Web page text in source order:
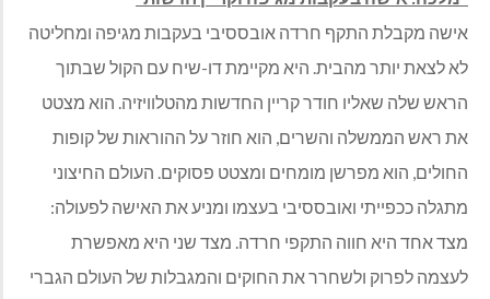
אישה מקבלת התקף חרדה אובססיבי בעקבות מגיפה ומחליטה
לא לצאת יותר מהבית. היא מקיימת דו-שיח עם הקול שבתוך
הראש שלה שאליו חודר קריין החדשות מהטלוויזיה. הוא מצטט
את ראש הממשלה והשרים, הוא חוזר על ההוראות של קופות
החולים, הוא מפרשן מומחים ומצטט פסוקים. העולם החיצוני
מתגלה ככפייתי ואובססיבי בעצמו ומניע את האישה לפעולה:
מצד אחד היא חווה התקפי חרדה. מצד שני היא מאפשרת
לעצמה לפרוק ולשחרר את החוקים והמגבלות של העולם הגברי